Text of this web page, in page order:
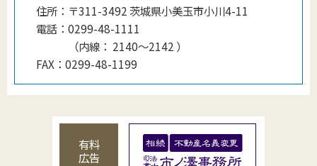
住所： 〒311-3492 茨城県小美玉市小川4-11
電話： 0299-48-1111
（内線 ： 2140〜2142 ）
FAX： 0299-48-1199
有料
広告